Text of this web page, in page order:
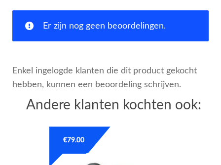
Er zijn nog geen beoordelingen.
Enkel ingelogde klanten die dit product gekocht
hebben, kunnen een beoordeling schrijven.
Andere klanten kochten ook:
€79.00